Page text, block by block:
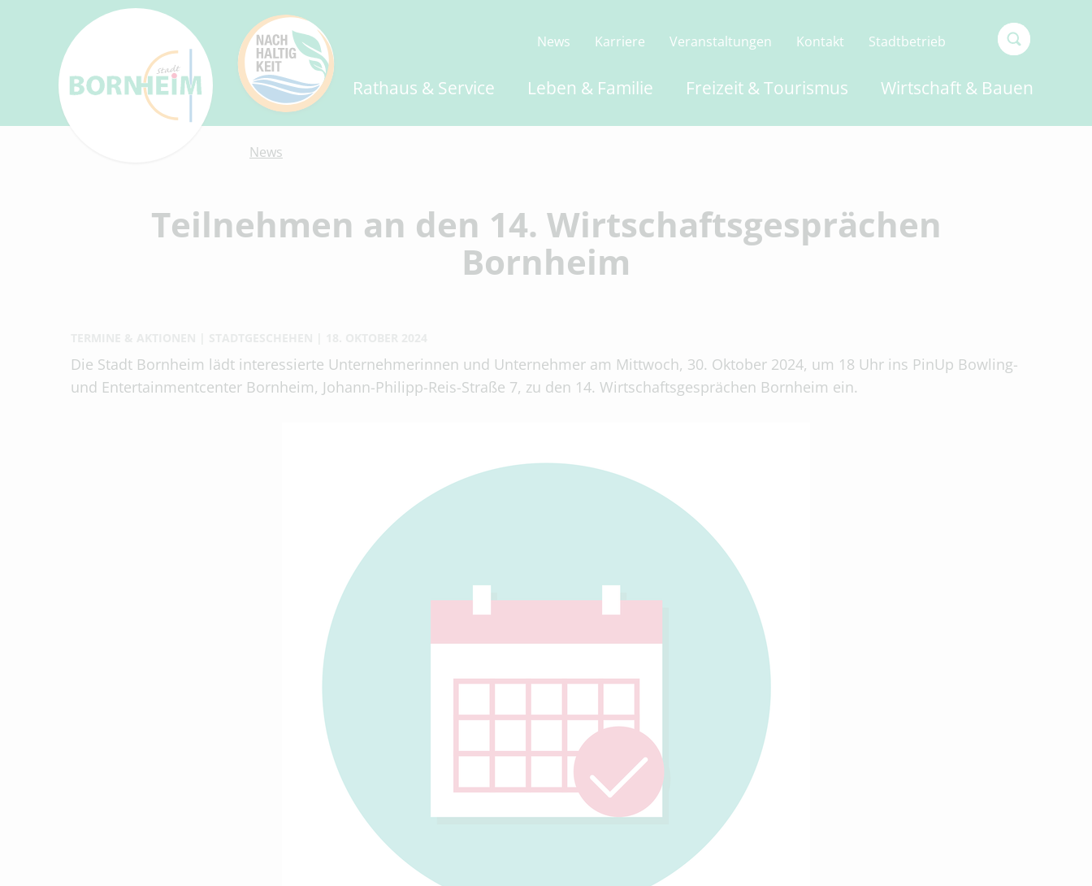
Rathaus & Service Leben & Familie Freizeit & Tourismus Wirtschaft & Bauen
News Karriere Veranstaltungen Kontakt
Stadtbetrieb
more
for
News
Teilnehmen an den 14. Wirtschaftsgesprächen
Bornheim
Die Stadt Bornheim lädt interessierte Unternehmerinnen und Unternehmer am Mittwoch, 30. Oktober 2024, um 18 Uhr ins PinUp Bowling-
und Entertainmentcenter Bornheim, Johann-Philipp-Reis-Straße 7, zu den 14. Wirtschaftsgesprächen Bornheim ein.